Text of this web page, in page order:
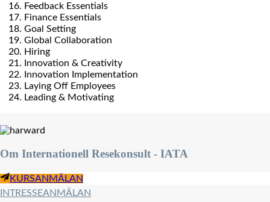
Feedback Essentials
Finance Essentials
Goal Setting
Global Collaboration
Hiring
Innovation & Creativity
Innovation Implementation
Laying Off Employees
Leading & Motivating
Om Internationell Resekonsult - IATA
KURSANMÄLAN
INTRESSEANMÄLAN